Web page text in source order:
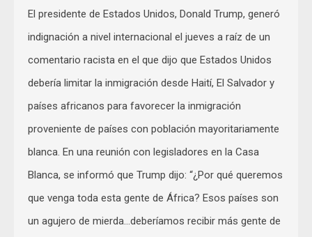
El presidente de Estados Unidos, Donald Trump, generó
indignación a nivel internacional el jueves a raíz de un
comentario racista en el que dijo que Estados Unidos
debería limitar la inmigración desde Haití, El Salvador y
países africanos para favorecer la inmigración
proveniente de países con población mayoritariamente
blanca. En una reunión con legisladores en la Casa
Blanca, se informó que Trump dijo: “¿Por qué queremos
que venga toda esta gente de África? Esos países son
un agujero de mierda…deberíamos recibir más gente de